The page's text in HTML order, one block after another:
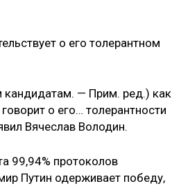
о его толерантном
— Прим. ред.) как
о его… толерантности
Вячеслав Володин.
99,94% протоколов
Путин одерживает победу,